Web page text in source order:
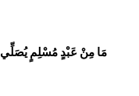
مَا مِنْ عَبْدٍ مُسْلِمٍ يُصَلِّي